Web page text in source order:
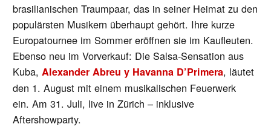
brasilianischen Traumpaar, das in seiner Heimat zu den
populärsten Musikern überhaupt gehört. Ihre kurze
Europatournee im Sommer eröffnen sie im Kaufleuten.
Ebenso neu im Vorverkauf: Die Salsa-Sensation aus
Kuba, Alexander Abreu y Havanna D’Primera, läutet
den 1. August mit einem musikalischen Feuerwerk
ein. Am 31. Juli, live in Zürich – inklusive
Aftershowparty.